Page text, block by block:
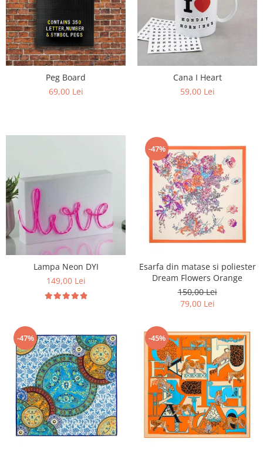
Peg Board
69,00 Lei
Cana I Heart
59,00 Lei
Lampa Neon DYI
149,00 Lei
-47%
Esarfa din matase si poliester
Dream Flowers Orange
150,00 Lei
79,00 Lei
-47% -45%